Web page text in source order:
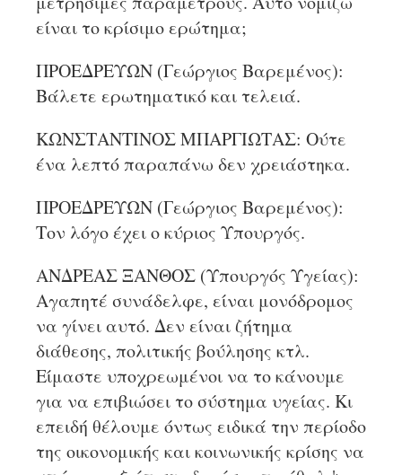
είναι το κρίσιμο ερώτημα;
ΠΡΟΕΔΡΕΥΩΝ (Γεώργιος Βαρεμένος):
Βάλετε ερωτηματικό και τελειά.
ΚΩΝΣΤΑΝΤΙΝΟΣ ΜΠΑΡΓΙΩΤΑΣ: Ούτε
ένα λεπτό παραπάνω δεν χρειάστηκα.
ΠΡΟΕΔΡΕΥΩΝ (Γεώργιος Βαρεμένος):
Τον λόγο έχει ο κύριος Υπουργός.
ΑΝΔΡΕΑΣ ΞΑΝΘΟΣ (Υπουργός Υγείας):
Αγαπητέ συνάδελφε, είναι μονόδρομος
να γίνει αυτό. Δεν είναι ζήτημα
διάθεσης, πολιτικής βούλησης κτλ.
Είμαστε υποχρεωμένοι να το κάνουμε
για να επιβιώσει το σύστημα υγείας. Κι
επειδή θέλουμε όντως ειδικά την περίοδο
της οικονομικής και κοινωνικής κρίσης να